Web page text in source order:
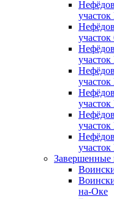
Завершенные
на-Оке